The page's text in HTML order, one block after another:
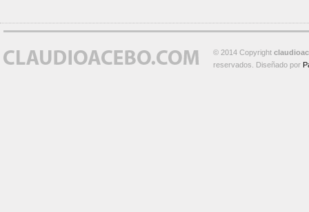
© 2014 Copyright
reservados. Diseñado por